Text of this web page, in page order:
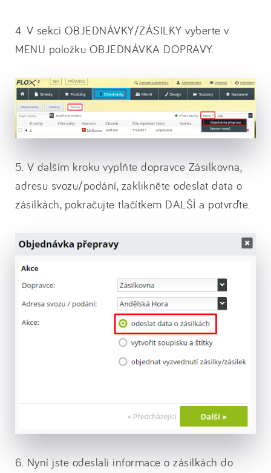
4. V sekci OBJEDNÁVKY/ZÁSILKY vyberte v
MENU položku OBJEDNÁVKA DOPRAVY.
5. V dalším kroku vyplňte dopravce Zásilkovna,
adresu svozu/podání, zaklikněte odeslat data o
zásilkách, pokračujte tlačítkem DALŠÍ a potvrďte.
6. Nyní jste odeslali informace o zásilkách do